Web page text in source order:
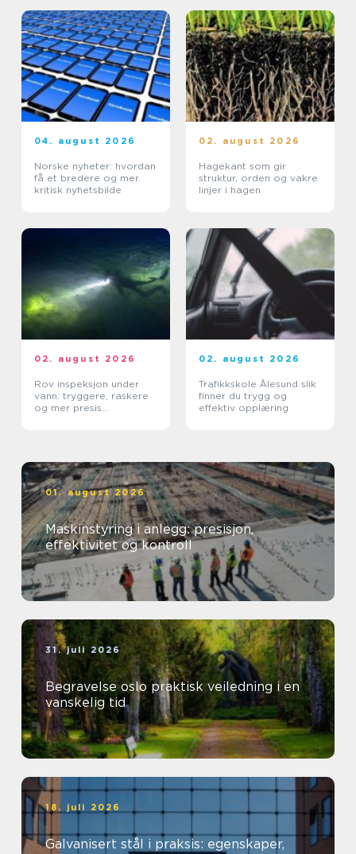
04. august 2026
Norske nyheter: hvordan
få et bredere og mer
kritisk nyhetsbilde
02. august 2026
Hagekant som gir
struktur, orden og vakre
linjer i hagen
02. august 2026
Rov inspeksjon under
vann: tryggere, raskere
og mer presis
02. august 2026
Trafikkskole Ålesund slik
finner du trygg og
effektiv opplæring
01. august 2026
Maskinstyring i anlegg: presisjon,
effektivitet og kontroll
31. juli 2026
Begravelse oslo praktisk veiledning i en
vanskelig tid
18. juli 2026
Galvanisert stål i praksis: egenskaper,